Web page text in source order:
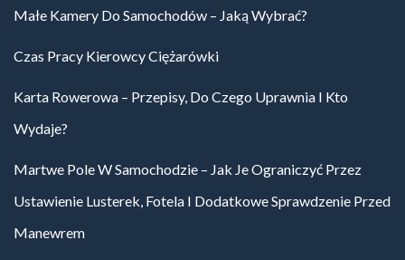
Małe Kamery Do Samochodów – Jaką Wybrać?
Czas Pracy Kierowcy Ciężarówki
Karta Rowerowa – Przepisy, Do Czego Uprawnia I Kto
Wydaje?
Martwe Pole W Samochodzie – Jak Je Ograniczyć Przez
Ustawienie Lusterek, Fotela I Dodatkowe Sprawdzenie Przed
Manewrem